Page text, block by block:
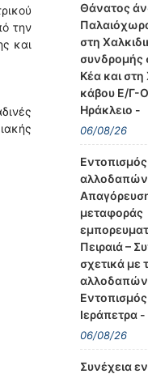
την
και
Θάνατος
στη
συνδρομής
Κέα και
κάβου Ε/Γ-
Ηράκλειο -
06/08/26
αλλοδαπών
μεταφοράς
Πειραιά –
σχετικά με
αλλοδαπών
Ιεράπετρα -
06/08/26
Συνέχεια